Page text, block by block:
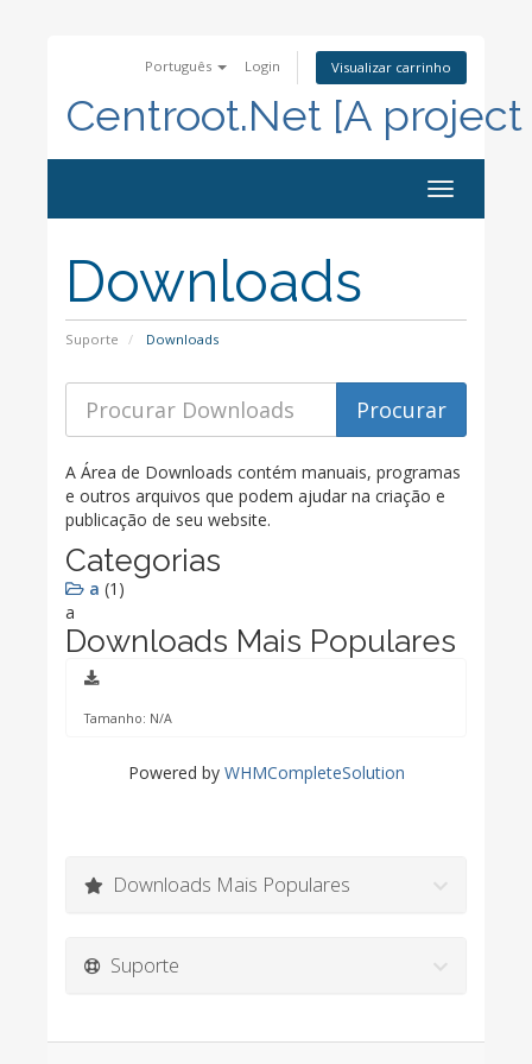
Português Login Visualizar carrinho
Centroot.Net [A
Alternar
navegação
Downloads
Suporte Downloads
A Área de Downloads contém manuais, programas
e outros arquivos que podem ajudar na criação e
publicação de seu website.
Categorias
a (1)
a
Downloads Mais Populares
Tamanho: N/A
Powered by WHMCompleteSolution
Downloads Mais Populares
Suporte